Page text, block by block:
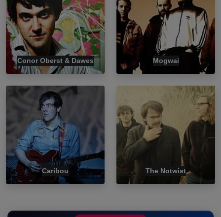
Conor Oberst & Dawes Mogwai
Caribou The Notwist